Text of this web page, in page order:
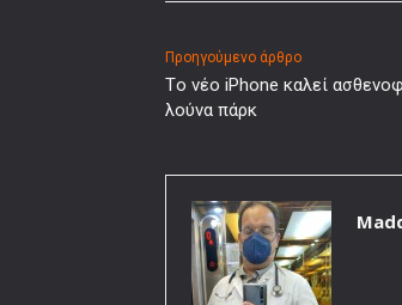
Προηγούμενο άρθρο
Τo νέο iPhone καλεί
λούνα πάρκ